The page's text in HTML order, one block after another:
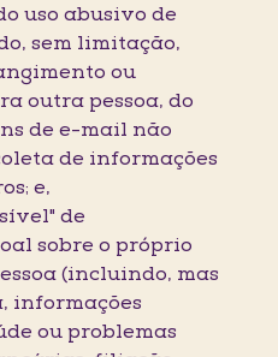
uso abusivo de
sem limitação,
ou
outra pessoa, do
de e-mail não
de informações
e,
de
sobre o próprio
(incluindo, mas
informações
ou problemas